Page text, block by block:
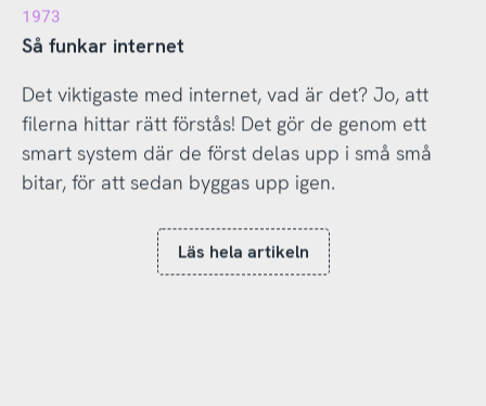
1973
Så funkar internet
Det viktigaste med internet, vad är det? Jo, att
filerna hittar rätt förstås! Det gör de genom ett
smart system där de först delas upp i små små
bitar, för att sedan byggas upp igen.
Läs hela artikeln